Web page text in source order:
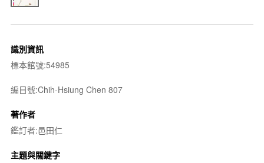
識別資訊
標本館號:54985
編目號:Chih-Hsiung Chen 807
著作者
鑑訂者:邑田仁
主題與關鍵字